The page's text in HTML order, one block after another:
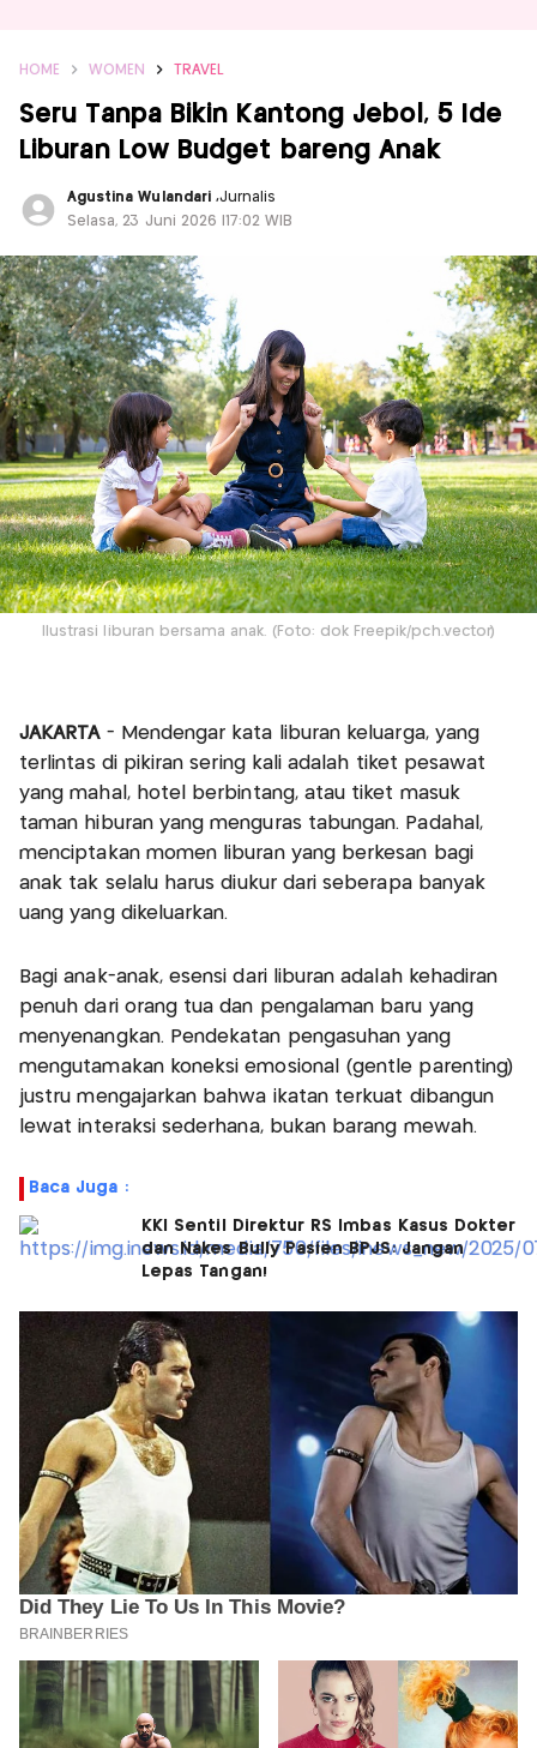
HOME WOMEN TRAVEL
Seru Tanpa Bikin Kantong Jebol, 5 Ide
Liburan Low Budget bareng Anak
Agustina Wulandari ,Jurnalis
Selasa, 23 Juni 2026 |17:02 WIB
Ilustrasi liburan bersama anak. (Foto: dok Freepik/pch.vector)
JAKARTA- Mendengar kata liburan keluarga, yang
terlintas di pikiran sering kali adalah tiket pesawat
yang mahal, hotel berbintang, atau tiket masuk
taman hiburan yang menguras tabungan. Padahal,
menciptakan momen liburan yang berkesan bagi
anak tak selalu harus diukur dari seberapa banyak
uang yang dikeluarkan.
Bagi anak-anak, esensi dari liburan adalah kehadiran
penuh dari orang tua dan pengalaman baru yang
menyenangkan. Pendekatan pengasuhan yang
mengutamakan koneksi emosional (gentle parenting)
justru mengajarkan bahwa ikatan terkuat dibangun
lewat interaksi sederhana, bukan barang mewah.
Baca Juga :
KKI Sentil Direktur RS Imbas Kasus Dokter
dan Nakes Bully Pasien BPJS: Jangan
Lepas Tangan!